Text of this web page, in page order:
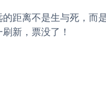
的距离不是生与死，而
新，票没了！